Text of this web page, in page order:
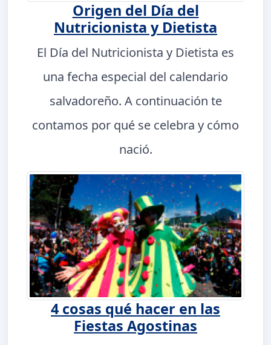
Origen del Día del
Nutricionista y Dietista
El Día del Nutricionista y Dietista es
una fecha especial del calendario
salvadoreño. A continuación te
contamos por qué se celebra y cómo
nació.
4 cosas qué hacer en las
Fiestas Agostinas